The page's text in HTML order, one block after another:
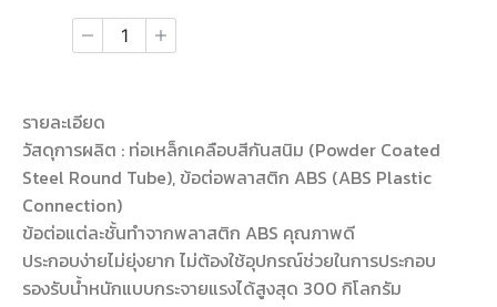
รายละเอียด
วัสดุการผลิต : ท่อเหล็กเคลือบสีกันสนิม (Powder Coated
Steel Round Tube), ข้อต่อพลาสติก ABS (ABS Plastic
Connection)
ข้อต่อแต่ละชั้นทำจากพลาสติก ABS คุณภาพดี
ประกอบง่ายไม่ยุ่งยาก ไม่ต้องใช้อุปกรณ์ช่วยในการประกอบ
รองรับน้ำหนักแบบกระจายแรงได้สูงสุด 300 กิโลกรัม